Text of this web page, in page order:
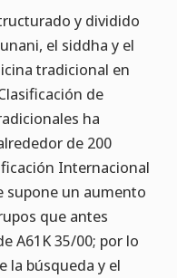
y dividido
el siddha y el
tradicional en
de
ha
de 200
Internacional
supone un aumento
que antes
A61K 35/00; por lo
la búsqueda y el